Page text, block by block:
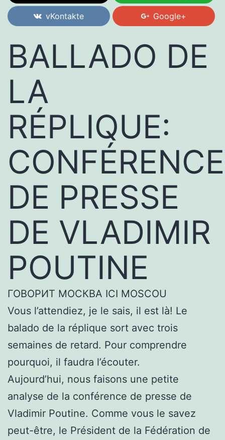
vKontakte Google+
BALLADO DE
LA
RÉPLIQUE:
CONFÉRENCE
DE PRESSE
DE VLADIMIR
POUTINE
ГОВОРИТ МОСКВА ICI MOSCOU
Vous l’attendiez, je le sais, il est là! Le
balado de la réplique sort avec trois
semaines de retard. Pour comprendre
pourquoi, il faudra l’écouter.
Aujourd’hui, nous faisons une petite
analyse de la conférence de presse de
Vladimir Poutine. Comme vous le savez
peut-être, le Président de la Fédération de